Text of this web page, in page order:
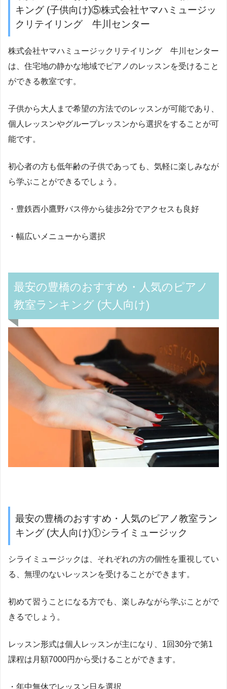
キング (子供向け)⑤株式会社ヤマハミュージッ
クリテイリング 牛川センター
株式会社ヤマハミュージックリテイリング 牛川センター
は、住宅地の静かな地域でピアノのレッスンを受けること
ができる教室です。
子供から大人まで希望の方法でのレッスンが可能であり、
個人レッスンやグループレッスンから選択をすることが可
能です。
初心者の方も低年齢の子供であっても、気軽に楽しみなが
ら学ぶことができるでしょう。
・豊鉄西小鷹野バス停から徒歩2分でアクセスも良好
・幅広いメニューから選択
最安の豊橋のおすすめ・人気のピアノ
教室ランキング (大人向け)
最安の豊橋のおすすめ・人気のピアノ教室ラン
キング (大人向け)①シライミュージック
シライミュージックは、それぞれの方の個性を重視してい
る、無理のないレッスンを受けることができます。
初めて習うことになる方でも、楽しみながら学ぶことがで
きるでしょう。
レッスン形式は個人レッスンが主になり、1回30分で第1
課程は月額7000円から受けることができます。
・年中無休でレッスン日を選択